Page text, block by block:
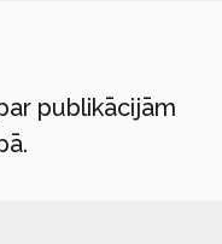
publikācijām